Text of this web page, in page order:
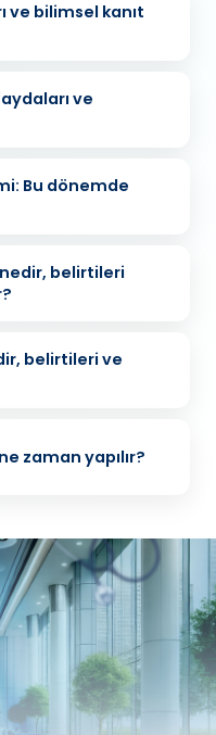
ve bilimsel kanıt
ve
Bu dönemde
belirtileri
belirtileri ve
zaman yapılır?